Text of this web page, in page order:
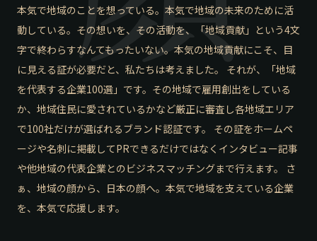
富山エリア
石川エリア
福井エリア
山梨エリア
長野エリア
岐阜エリア
静岡エリア
愛知エリア
三重エリア
滋賀エリア
京都エリア
大阪市エリア
堺・泉州エリア
河内エリア
兵庫エリア
奈良エリア
和歌山エリア
鳥取エリア
本気で地域のことを想っている。本気で地域の未来のために活
動している。その想いを、その活動を、「地域貢献」という4文
字で終わらすなんてもったいない。本気の地域貢献にこそ、目
に見える証が必要だと、私たちは考えました。 それが、「地域
を代表する企業100選」です。その地域で雇用創出をしている
か、地域住民に愛されているかなど厳正に審査し各地域エリア
で100社だけが選ばれるブランド認証です。 その証をホームペ
ージや名刺に掲載してPRできるだけではなくインタビュー記事
や他地域の代表企業とのビジネスマッチングまで行えます。 さ
ぁ、地域の顔から、日本の顔へ。本気で地域を支えている企業
を、本気で応援します。